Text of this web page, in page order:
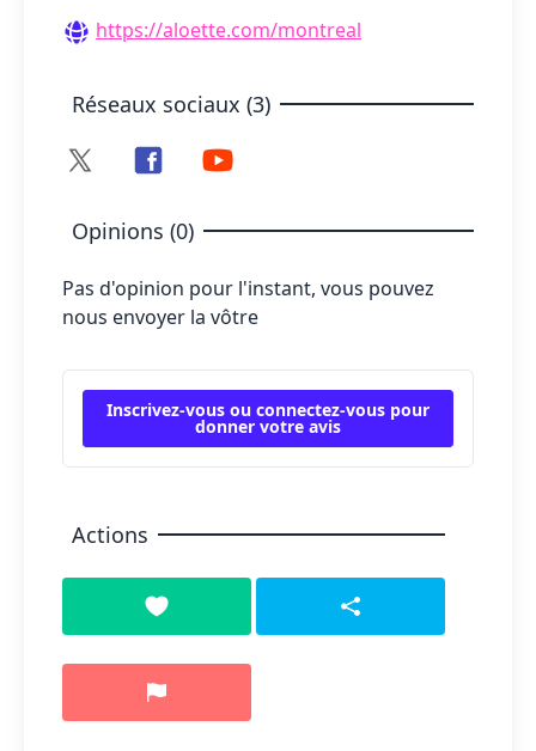
https://aloette.com/montreal
Réseaux sociaux (3)
Opinions (0)
Pas d'opinion pour l'instant, vous pouvez
nous envoyer la vôtre
Inscrivez-vous ou connectez-vous pour
donner votre avis
Actions